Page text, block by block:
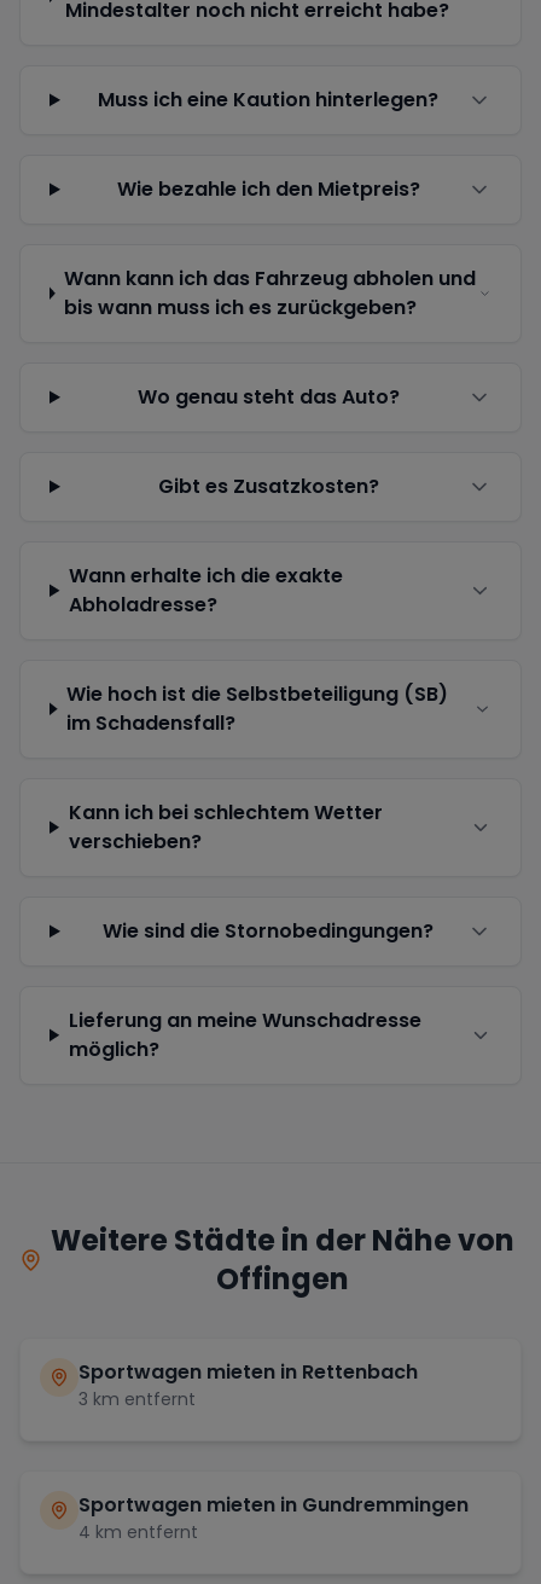
Mindestalter noch nicht erreicht habe?
Muss ich eine Kaution hinterlegen?
Wie bezahle ich den Mietpreis?
Wann kann ich das Fahrzeug abholen und
bis wann muss ich es zurückgeben?
Wo genau steht das Auto?
Gibt es Zusatzkosten?
Wann erhalte ich die exakte
Abholadresse?
Wie hoch ist die Selbstbeteiligung (SB)
im Schadensfall?
Kann ich bei schlechtem Wetter
verschieben?
Wie sind die Stornobedingungen?
Lieferung an meine Wunschadresse
möglich?
Weitere Städte in der Nähe von
Offingen
Sportwagen mieten in Rettenbach
3 km entfernt
Sportwagen mieten in Gundremmingen
4 km entfernt